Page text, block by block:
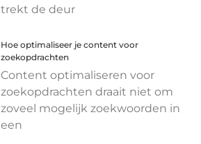
trekt de deur
Hoe optimaliseer je content voor
zoekopdrachten
Content optimaliseren voor
zoekopdrachten draait niet om
zoveel mogelijk zoekwoorden in
een